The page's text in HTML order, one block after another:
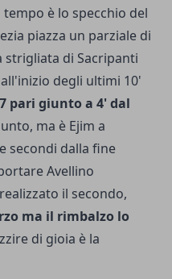
è lo specchio del
piazza un parziale di
strigliata di Sacripanti
degli ultimi 10'
pari giunto a 4' dal
ma è Ejim a
secondi dalla fine
Avellino
il secondo,
ma il rimbalzo lo
di gioia è la